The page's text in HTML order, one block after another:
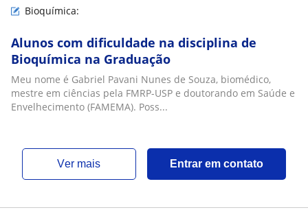
Bioquímica:
Alunos com dificuldade na disciplina de
Bioquímica na Graduação
Meu nome é Gabriel Pavani Nunes de Souza, biomédico,
mestre em ciências pela FMRP-USP e doutorando em Saúde e
Envelhecimento (FAMEMA). Poss...
ver mais Entrar em contato